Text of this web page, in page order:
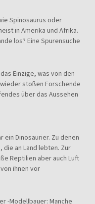
Spinosaurus oder
in Amerika und Afrika.
los? Eine Spurensuche
Einzige, was von den
stoßen Forschende
über das Aussehen
Dinosaurier. Zu denen
die an Land lebten. Zur
Reptilien aber auch Luft
ihnen vor
-Modellbauer: Manche